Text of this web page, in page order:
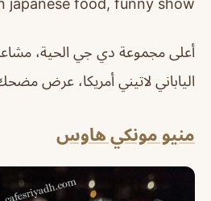
japanese food, funny show.
أعلى مجموعة دي جي الحية،
الياباني لاتيني أمريكا، عرض
منيو مونكي هاوس